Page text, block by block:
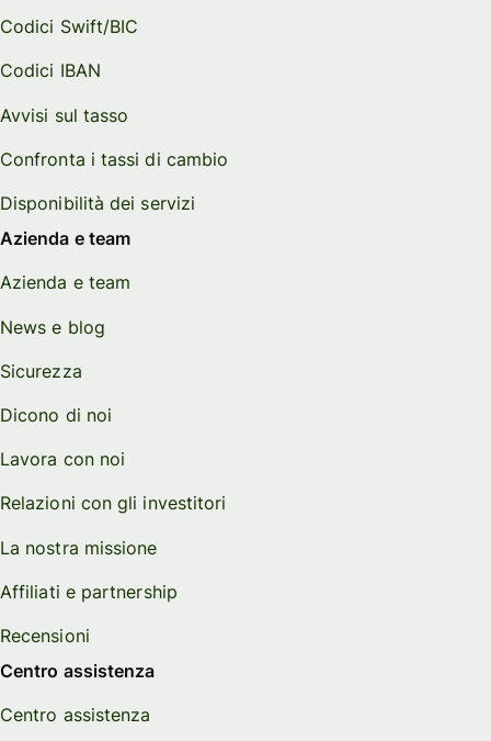
Codici Swift/BIC
Codici IBAN
Avvisi sul tasso
Confronta i tassi di cambio
Disponibilità dei servizi
Azienda e team
Azienda e team
News e blog
Sicurezza
Dicono di noi
Lavora con noi
Relazioni con gli investitori
La nostra missione
Affiliati e partnership
Recensioni
Centro assistenza
Centro assistenza